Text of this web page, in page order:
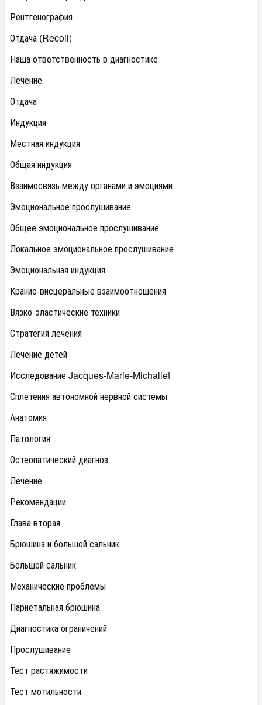
Рентгенография
Отдача (Recoil)
Наша ответственность в диагностике
Лечение
Отдача
Индукция
Местная индукция
Общая индукция
Взаимосвязь между органами и эмоциями
Эмоциональное прослушивание
Общее эмоциональное прослушивание
Локальное эмоциональное прослушивание
Эмоциональная индукция
Кранио-висцеральные взаимоотношения
Вязко-эластические техники
Стратегия лечения
Лечение детей
Исследование Jacques-Marie-Michallet
Сплетения автономной нервной системы
Анатомия
Патология
Остеопатический диагноз
Лечение
Рекомендации
Глава вторая
Брюшина и большой сальник
Большой сальник
Механические проблемы
Париетальная брюшина
Диагностика ограничений
Прослушивание
Тест растяжимости
Тест мотильности